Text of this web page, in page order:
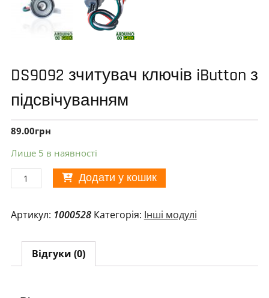
DS9092 зчитувач ключів iButton з
підсвічуванням
89.00грн
Лише 5 в наявності
DS9092
зчитувач
iButton
підсвічуванням
кількість
Додати у кошик
Артикул: 1000528 Категорія: Інші модулі
Відгуки (0)